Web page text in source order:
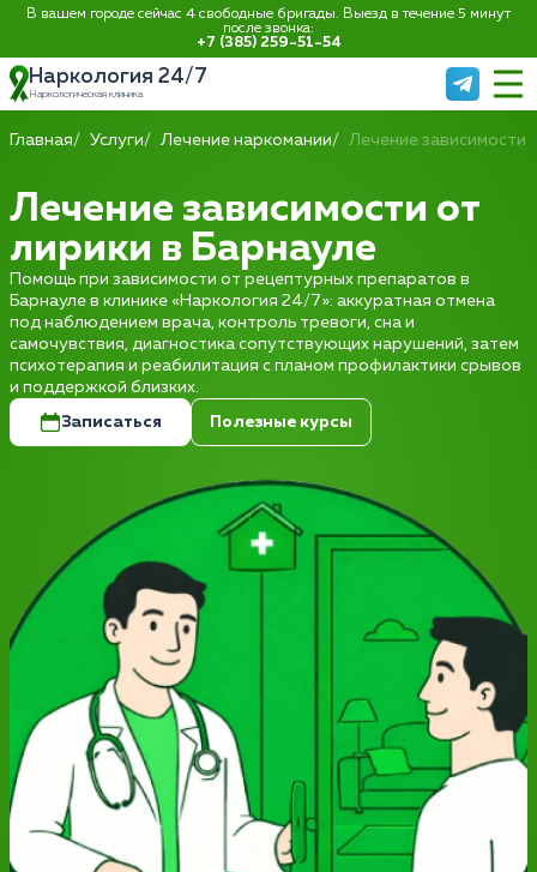
В вашем городе сейчас 4 свободные бригады. Выезд в течение 5 минут
после звонка:
+7 (385) 259-51-54
Наркология 24/7
Наркологическая клиника
Главная Услуги Лечение наркомании Лечение зависимости
Лечение зависимости от
лирики в Барнауле
Помощь при зависимости от рецептурных препаратов в
Барнауле в клинике «Наркология 24/7»: аккуратная отмена
под наблюдением врача, контроль тревоги, сна и
самочувствия, диагностика сопутствующих нарушений, затем
психотерапия и реабилитация с планом профилактики срывов
и поддержкой близких.
Записаться Полезные курсы